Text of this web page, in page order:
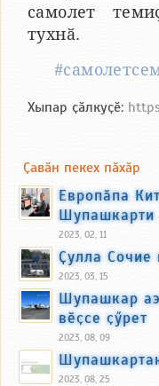
самолет
тухнӑ.
Хыпар ҫӑлкуҫӗ:
Ҫавӑн пекех пӑхӑр
Европӑпа
Шупашкарти
2023, 02, 11
Ҫулла Сочие
2023, 03, 15
Шупашкар
вӗҫсе ҫӳрет
2023, 08, 09
2023, 08, 25